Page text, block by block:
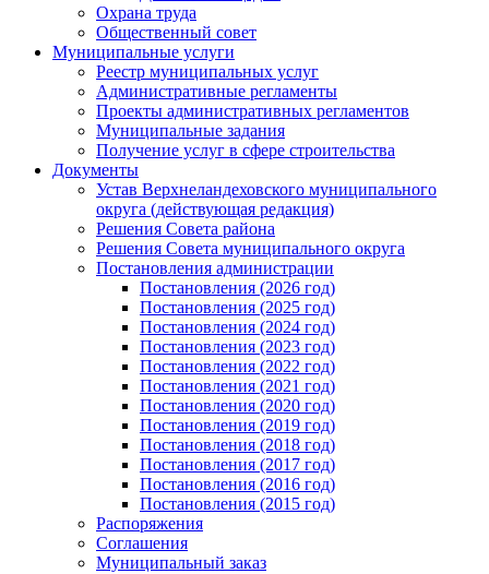
Охрана труда
Общественный совет
Муниципальные услуги
Реестр муниципальных услуг
Административные регламенты
Проекты административных регламентов
Муниципальные задания
Получение услуг в сфере строительства
Документы
Устав Верхнеландеховского муниципального
округа (действующая редакция)
Решения Совета района
Решения Совета муниципального округа
Постановления администрации
Постановления (2026 год)
Постановления (2025 год)
Постановления (2024 год)
Постановления (2023 год)
Постановления (2022 год)
Постановления (2021 год)
Постановления (2020 год)
Постановления (2019 год)
Постановления (2018 год)
Постановления (2017 год)
Постановления (2016 год)
Постановления (2015 год)
Распоряжения
Соглашения
Муниципальный заказ